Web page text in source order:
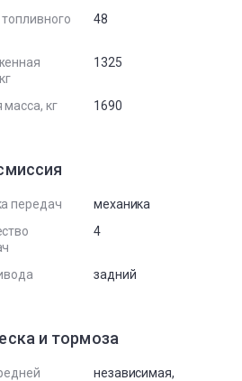
48
1325
масса, кг 1690
передач
механика
4
задний
и тормоза
независимая,